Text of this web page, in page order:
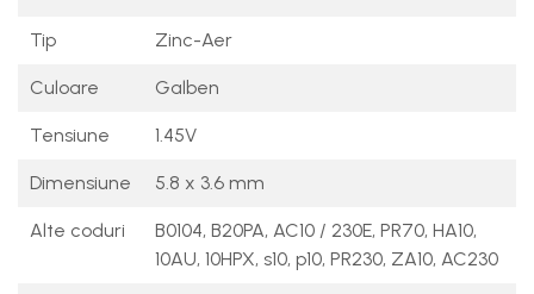
Tip Zinc-Aer
Culoare Galben
Tensiune 1.45V
Dimensiune 5.8 x 3.6 mm
Alte coduri
B0104, B20PA, AC10 / 230E, PR70, HA10,
10AU, 10HPX, s10, p10, PR230, ZA10, AC230